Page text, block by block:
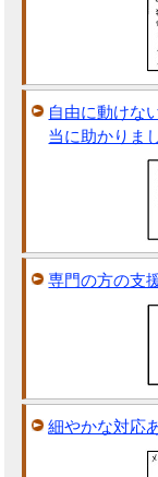
自由に動けな
当に助かりま
専門の方の支
細やかな対応